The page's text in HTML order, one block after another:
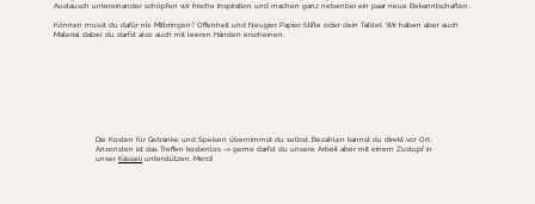
Austausch untereinander schöpfen wir frische Inspiration und machen ganz nebenbei ein paar neue Bekanntschaften.
Können musst du dafür nix. Mitbringen? Offenheit und Neugier, Papier, Stifte oder dein Tablet. Wir haben aber auch
Material dabei; du darfst also auch mit leeren Händen erscheinen.
Die Kosten für Getränke und Speisen übernimmst du selbst. Bezahlen kannst du direkt vor Ort.
Ansonsten ist das Treffen kostenlos –> gerne darfst du unsere Arbeit aber mit einem Zustupf in
unserKässeli unterstützen. Merci!